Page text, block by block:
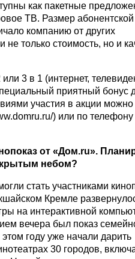
как пакетные
ТВ. Размер
компанию от других
только стоимость, но и
3 в 1 (интернет,
приятный бонус
участия в акции можно
) или по телефону
от «Дом.ru».
небом?
стать участниками
Кремле
на интерактивной
вечера был показ
году уже начали дарить
30 городов,